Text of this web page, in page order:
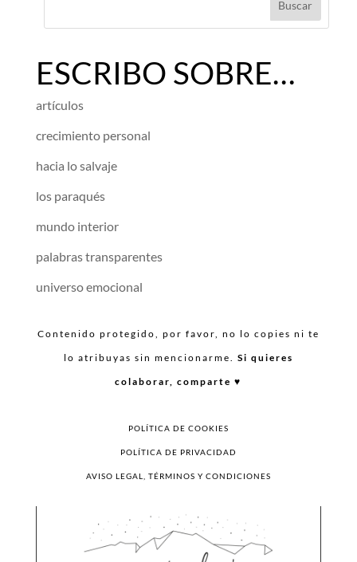
ESCRIBO SOBRE…
artículos
crecimiento personal
hacia lo salvaje
los paraqués
mundo interior
palabras transparentes
universo emocional
Contenido protegido, por favor, no lo copies ni te
lo atribuyas sin mencionarme. Si quieres
colaborar, comparte ♥︎
POLÍTICA DE COOKIES
POLÍTICA DE PRIVACIDAD
AVISO LEGAL, TÉRMINOS Y CONDICIONES